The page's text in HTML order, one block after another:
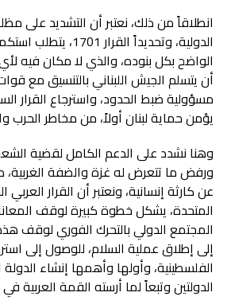
انطلاقاً من ذلك، نعتبر أن التشديد على
الدولية، وتحديداً
الواضح بكل بنوده، والذي لا مكان فيه
أن يتسلم الجيش اللبناني بالتنسيق مع
مسؤولية ضبط الحدود، واسترجاع القرار
يؤمن حماية لبنان أولاً، من مخاطر الحرب
وهنا نشدد على الدعم الكامل لقضية
ورفض ما تتعرض له غزة والضفة
عن كارثة إنسانية، ونعتبر أن القرار العربي
المتحدة، يشكل خطوة كبيرة لوقف
المجتمع الدولي بالتحرك الفوري لوقف
إلى إطلاق عملية السلام، للوصول إلى
الفلسطينية، وأولها وأهمها إنشاء
الدولتين وتبعاً لما أرسته القمة العربية في